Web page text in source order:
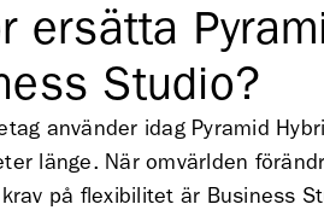
ersätta
Studio?
använder idag Pyramid
länge. När omvärlden
på flexibilitet är Business